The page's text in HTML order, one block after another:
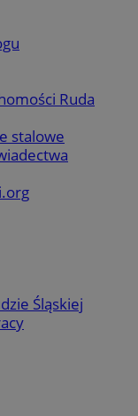
Ruda
stalowe
Śląskiej